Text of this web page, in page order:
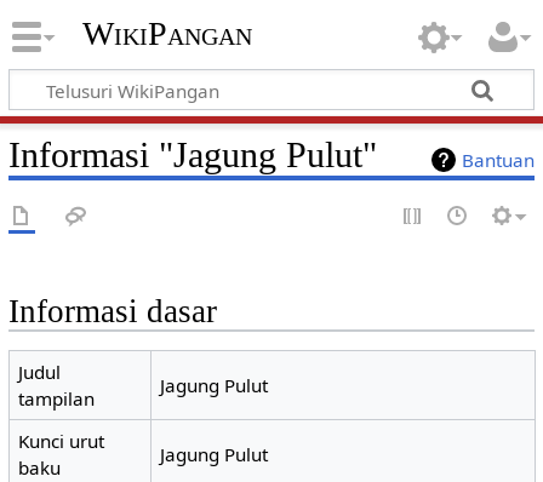
WikiPangan
Bantuan
Informasi "Jagung Pulut"
Informasi dasar
Judul
tampilan
Jagung Pulut
Kunci urut
baku
Jagung Pulut